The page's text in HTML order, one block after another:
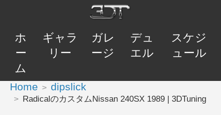
ホ
ー
ム
ギャラ
リー
ガレ
ージ
デュ
エル
スケジ
ュール
Home dipslick
RadicalのカスタムNissan 240SX 1989 | 3DTuning